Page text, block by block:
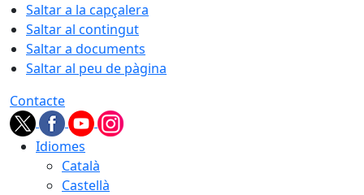
Saltar a la capçalera
Saltar al contingut
Saltar a documents
Saltar al peu de pàgina
Contacte
Idiomes
Català
Castellà